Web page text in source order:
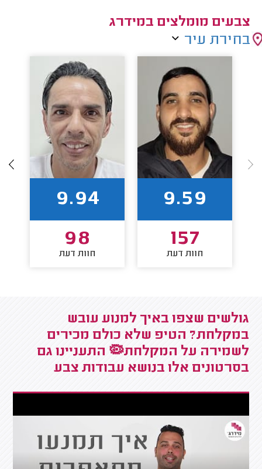
צבעים מומלצים במידרג
בחירת עיר
9.59
157
חוות דעת
9.94
98
חוות דעת
גולשים שצפו באיך למנוע עובש
במקלחת? הטיפ שלא כולם מכירים
לשמירה על המקלחת🦠 התעניינו גם
בסרטונים אלו בנושא עבודות צבע